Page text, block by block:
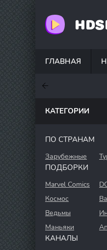
ГЛАВНАЯ
КАТЕГОРИИ
ПО СТРАНАМ
Зарубежные
ПОДБОРКИ
Marvel Comics
Космос
Ведьмы
Маньяки
КАНАЛЫ